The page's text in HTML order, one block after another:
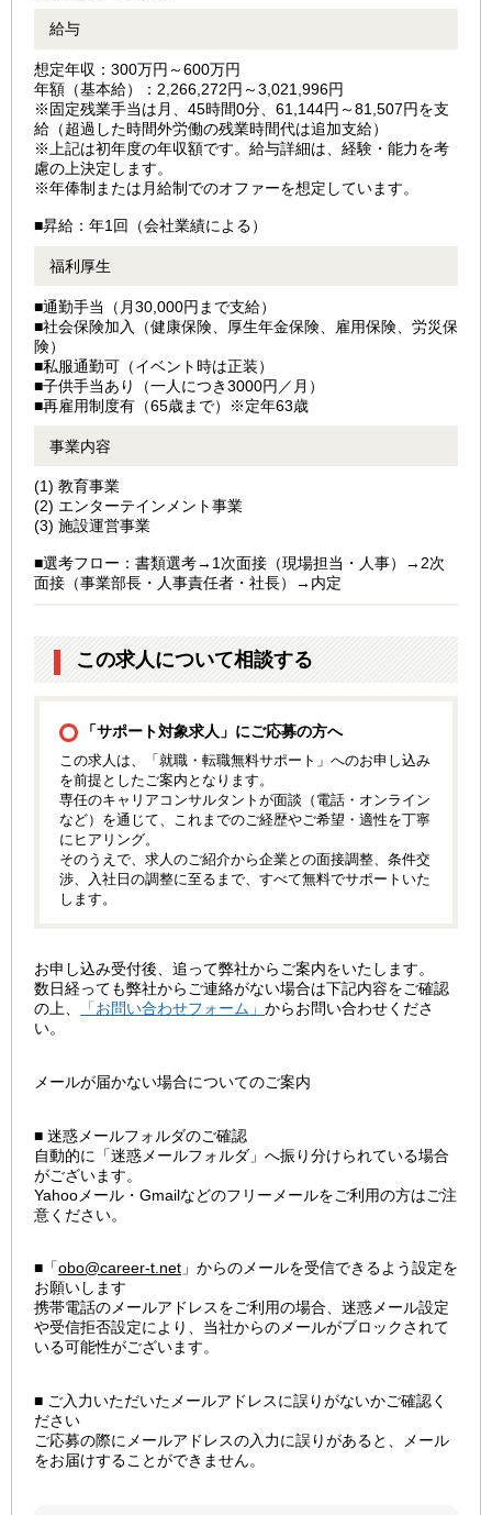
給与
想定年収：300万円～600万円
年額（基本給）：2,266,272円～3,021,996円
※固定残業手当は月、45時間0分、61,144円～81,507円を支
給（超過した時間外労働の残業時間代は追加支給）
※上記は初年度の年収額です。給与詳細は、経験・能力を考
慮の上決定します。
※年俸制または月給制でのオファーを想定しています。
■昇給：年1回（会社業績による）
福利厚生
■通勤手当（月30,000円まで支給）
■社会保険加入（健康保険、厚生年金保険、雇用保険、労災保
険）
■私服通勤可（イベント時は正装）
■子供手当あり（一人につき3000円／月）
■再雇用制度有（65歳まで）※定年63歳
事業内容
(1) 教育事業
(2) エンターテインメント事業
(3) 施設運営事業
■選考フロー：書類選考→1次面接（現場担当・人事）→2次
面接（事業部長・人事責任者・社長）→内定
この求人について相談する
「サポート対象求人」にご応募の方へ
この求人は、「就職・転職無料サポート」へのお申し込み
を前提としたご案内となります。
専任のキャリアコンサルタントが面談（電話・オンライン
など）を通じて、これまでのご経歴やご希望・適性を丁寧
にヒアリング。
そのうえで、求人のご紹介から企業との面接調整、条件交
渉、入社日の調整に至るまで、すべて無料でサポートいた
します。
お申し込み受付後、追って弊社からご案内をいたします。
数日経っても弊社からご連絡がない場合は下記内容をご確認
の上、
「お問い合わせフォーム」 からお問い合わせくださ
い。
メールが届かない場合についてのご案内
■ 迷惑メールフォルダのご確認
自動的に「迷惑メールフォルダ」へ振り分けられている場合
がございます。
Yahooメール・Gmailなどのフリーメールをご利用の方はご注
意ください。
■「obo@career-t.net 」からのメールを受信できるよう設定を
お願いします
携帯電話のメールアドレスをご利用の場合、迷惑メール設定
や受信拒否設定により、当社からのメールがブロックされて
いる可能性がございます。
■ ご入力いただいたメールアドレスに誤りがないかご確認く
ださい
ご応募の際にメールアドレスの入力に誤りがあると、メール
をお届けすることができません。